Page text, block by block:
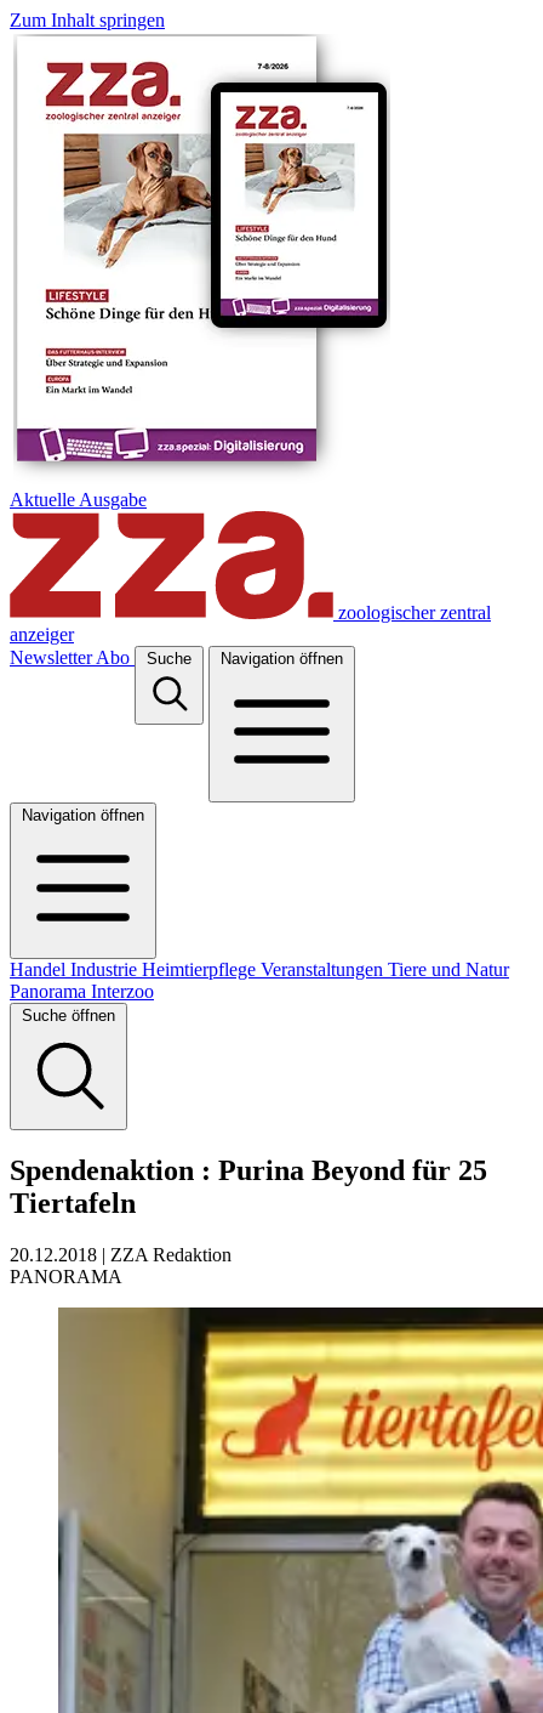
Zum Inhalt springen
Aktuelle Ausgabe
zoologischer zentral
anzeiger
Newsletter Abo Suche Navigation öffnen
Navigation öffnen
Handel Industrie Heimtierpflege Veranstaltungen Tiere und Natur
Panorama Interzoo
Suche öffnen
Spendenaktion : Purina Beyond für 25
Tiertafeln
20.12.2018 | ZZA Redaktion
PANORAMA